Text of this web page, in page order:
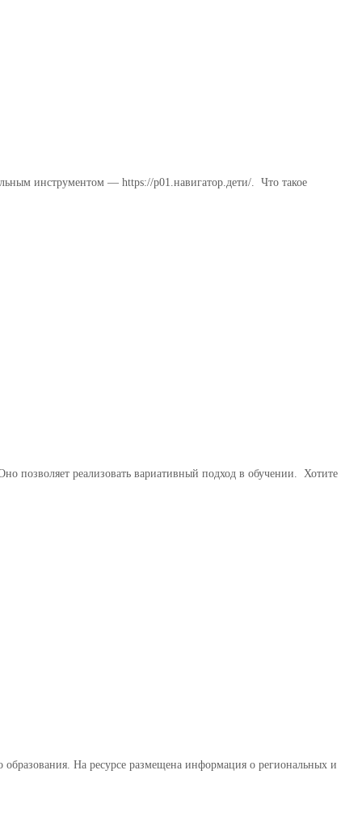
инструментом — https://р01.навигатор.дети/. Что такое
позволяет реализовать вариативный подход в обучении. ⁣ Хотите
На ресурсе размещена информация о региональных и